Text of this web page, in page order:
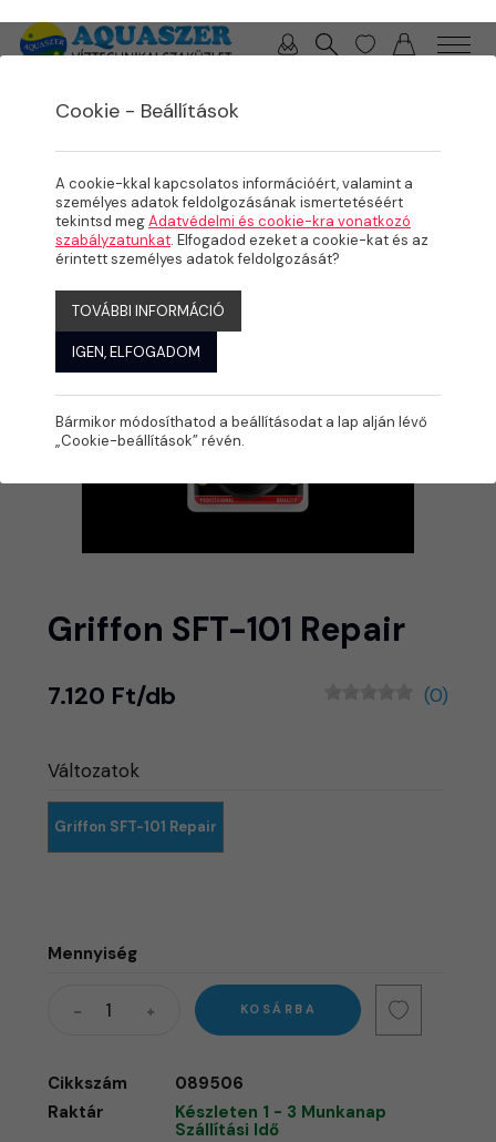
Griffon SFT-101 Repair
7.120 Ft/db (0)
Változatok
Griffon SFT-101 Repair
Mennyiség
KOSÁRBA
Cikkszám
089506
Raktár
Készleten 1 - 3 Munkanap
Szállítási Idő
Cookie - Beállítások
A cookie-kkal kapcsolatos információért, valamint a
személyes adatok feldolgozásának ismertetéséért
tekintsd megAdatvédelmi és cookie-kra vonatkozó
szabályzatunkat. Elfogadod ezeket a cookie-kat és az
érintett személyes adatok feldolgozását?
TOVÁBBI INFORMÁCIÓ
IGEN, ELFOGADOM
Bármikor módosíthatod a beállításodat a lap alján lévő
„Cookie-beállítások” révén.